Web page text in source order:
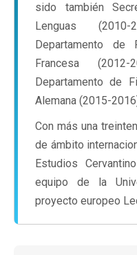
sido también
Lenguas
Departamento de
Francesa
Departamento de
Alemana (2015-
Con más una
de ámbito
Estudios
equipo de la
proyecto europeo